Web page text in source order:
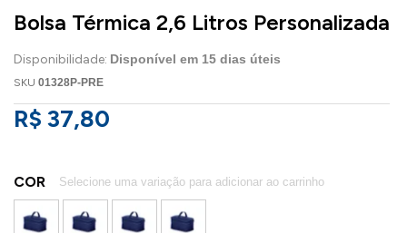
Bolsa Térmica 2,6 Litros Personalizada
Disponibilidade: Disponível em 15 dias úteis
SKU 01328P-PRE
R$ 37,80
COR